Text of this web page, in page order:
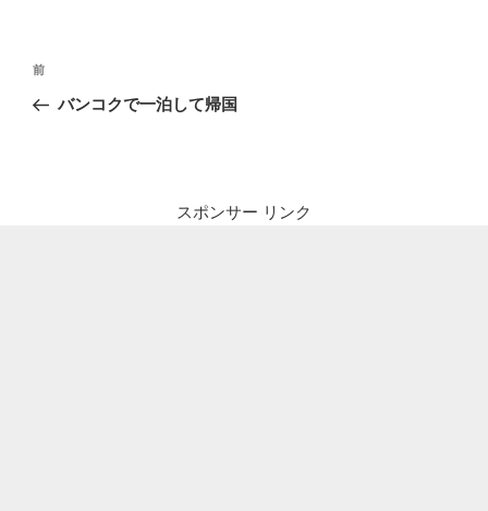
投
ナ
前
の
前
バンコクで一泊して帰国
スポンサー リンク